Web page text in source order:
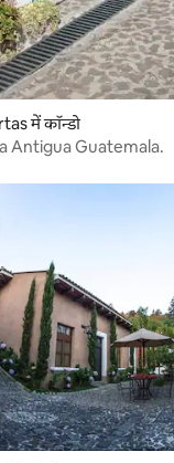
में कॉन्डो
in La Antigua Guatemala.